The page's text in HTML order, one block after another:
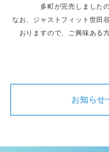
多町が完売しました
なお、ジャストフィット世田
おりますので、ご興味ある
お知らせ